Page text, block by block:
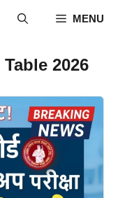
MENU
2026